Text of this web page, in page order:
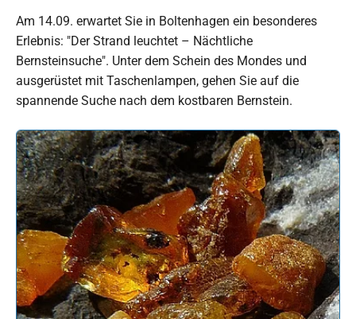
Am 14.09. erwartet Sie in Boltenhagen ein besonderes
Erlebnis: "Der Strand leuchtet – Nächtliche
Bernsteinsuche". Unter dem Schein des Mondes und
ausgerüstet mit Taschenlampen, gehen Sie auf die
spannende Suche nach dem kostbaren Bernstein.